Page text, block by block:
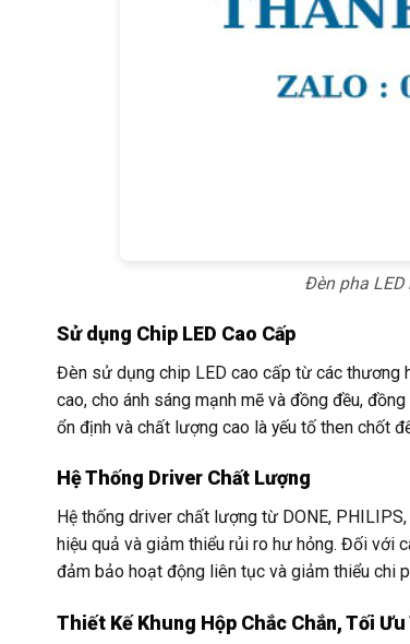
Đèn pha
Sử dụng Chip LED Cao Cấp
Đèn sử dụng chip LED cao cấp từ các thương
cao, cho ánh sáng mạnh mẽ và đồng đều,
ổn định và chất lượng cao là yếu tố then chốt
Hệ Thống Driver Chất Lượng
Hệ thống driver chất lượng từ DONE,
hiệu quả và giảm thiểu rủi ro hư hỏng. Đối với
đảm bảo hoạt động liên tục và giảm thiểu chi
Thiết Kế Khung Hộp Chắc Chắn, Tối